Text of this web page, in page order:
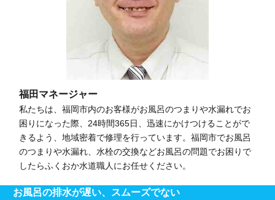
福田マネージャー
私たちは、福岡市内のお客様がお風呂のつまりや水漏れでお
困りになった際、24時間365日、迅速にかけつけることがで
きるよう、地域密着で修理を行っています。福岡市でお風呂
のつまりや水漏れ、水栓の交換などお風呂の問題でお困りで
したらふくおか水道職人にお任せください。
お風呂の排水が遅い、スムーズでない